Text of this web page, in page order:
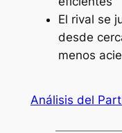
El rival se
desde
menos
Análisis del